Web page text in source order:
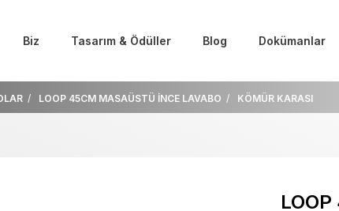
Biz Tasarım & Ödüller Blog Dokümanlar
LOOP 45CM MASAÜSTÜ İNCE LAVABO KÖMÜR KARASI